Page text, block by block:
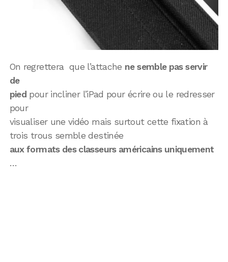
On regrettera que l’attache ne semble pas servir
de
pied pour incliner l’iPad pour écrire ou le redresser
pour
visualiser une vidéo mais surtout cette fixation à
trois trous semble destinée
aux formats des classeurs américains uniquement
…